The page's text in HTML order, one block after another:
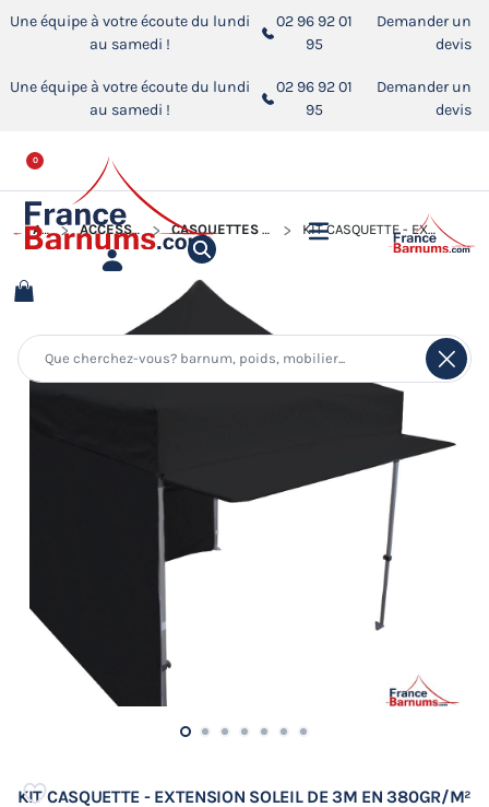
Une équipe à votre écoute du lundi
au samedi !
02 96 92 01
95
Demander un
devis
Une équipe à votre écoute du lundi
au samedi !
02 96 92 01
95
Demander un
devis
0
ACCUEIL ACCESSOIRES POUR BARNUMS PLIANTS CASQUETTES "EXTENSION SOLEIL" POUR BARNUMS PLIANTS KIT CASQUETTE - EXTENSION SOLEIL DE 3M EN 380GR/M² POUR BARNUM ALU PRO 45 ECO
KIT CASQUETTE - EXTENSION SOLEIL DE 3M EN 380GR/M²